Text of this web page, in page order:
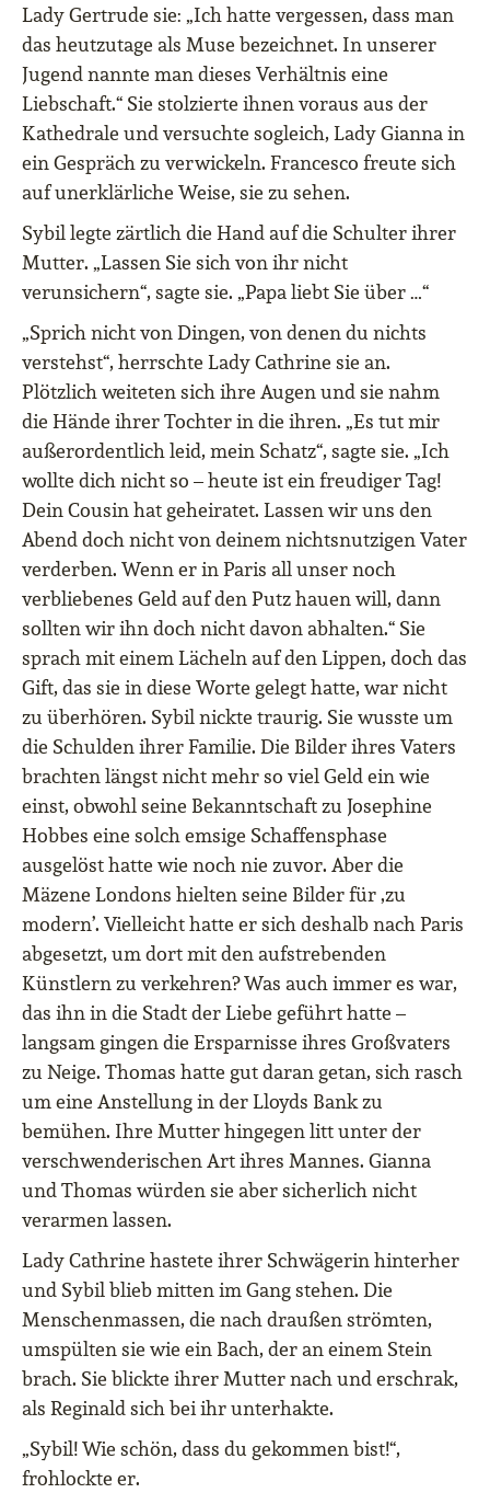
Lady Gertrude sie: „Ich hatte vergessen, dass man
das heutzutage als Muse bezeichnet. In unserer
Jugend nannte man dieses Verhältnis eine
Liebschaft.“ Sie stolzierte ihnen voraus aus der
Kathedrale und versuchte sogleich, Lady Gianna in
ein Gespräch zu verwickeln. Francesco freute sich
auf unerklärliche Weise, sie zu sehen.
Sybil legte zärtlich die Hand auf die Schulter ihrer
Mutter. „Lassen Sie sich von ihr nicht
verunsichern“, sagte sie. „Papa liebt Sie über …“
„Sprich nicht von Dingen, von denen du nichts
verstehst“, herrschte Lady Cathrine sie an.
Plötzlich weiteten sich ihre Augen und sie nahm
die Hände ihrer Tochter in die ihren. „Es tut mir
außerordentlich leid, mein Schatz“, sagte sie. „Ich
wollte dich nicht so – heute ist ein freudiger Tag!
Dein Cousin hat geheiratet. Lassen wir uns den
Abend doch nicht von deinem nichtsnutzigen Vater
verderben. Wenn er in Paris all unser noch
verbliebenes Geld auf den Putz hauen will, dann
sollten wir ihn doch nicht davon abhalten.“ Sie
sprach mit einem Lächeln auf den Lippen, doch das
Gift, das sie in diese Worte gelegt hatte, war nicht
zu überhören. Sybil nickte traurig. Sie wusste um
die Schulden ihrer Familie. Die Bilder ihres Vaters
brachten längst nicht mehr so viel Geld ein wie
einst, obwohl seine Bekanntschaft zu Josephine
Hobbes eine solch emsige Schaffensphase
ausgelöst hatte wie noch nie zuvor. Aber die
Mäzene Londons hielten seine Bilder für ‚zu
modern’. Vielleicht hatte er sich deshalb nach Paris
abgesetzt, um dort mit den aufstrebenden
Künstlern zu verkehren? Was auch immer es war,
das ihn in die Stadt der Liebe geführt hatte –
langsam gingen die Ersparnisse ihres Großvaters
zu Neige. Thomas hatte gut daran getan, sich rasch
um eine Anstellung in der Lloyds Bank zu
bemühen. Ihre Mutter hingegen litt unter der
verschwenderischen Art ihres Mannes. Gianna
und Thomas würden sie aber sicherlich nicht
verarmen lassen.
Lady Cathrine hastete ihrer Schwägerin hinterher
und Sybil blieb mitten im Gang stehen. Die
Menschenmassen, die nach draußen strömten,
umspülten sie wie ein Bach, der an einem Stein
brach. Sie blickte ihrer Mutter nach und erschrak,
als Reginald sich bei ihr unterhakte.
„Sybil! Wie schön, dass du gekommen bist!“,
frohlockte er.